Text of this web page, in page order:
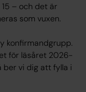
– och det är
som vuxen.
konfirmandgrupp.
för läsåret 2026-
ber vi dig att fylla i